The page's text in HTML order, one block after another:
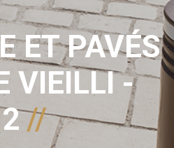
ET PAVÉS
VIEILLI -